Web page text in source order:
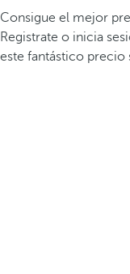
Consigue el mejor
Registrate o inicia
este fantástico precio